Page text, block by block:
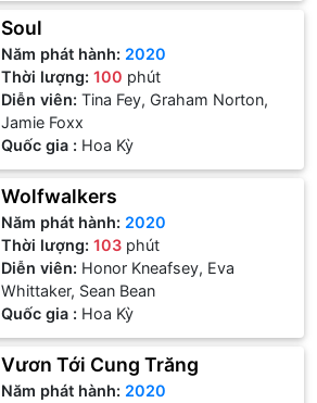
Soul
Năm phát hành: 2020
Thời lượng:100 phút
Diễn viên:Tina Fey, Graham Norton,
Jamie Foxx
Quốc gia : Hoa Kỳ
Wolfwalkers
Năm phát hành: 2020
Thời lượng:103 phút
Diễn viên: Honor Kneafsey, Eva
Whittaker, Sean Bean
Quốc gia : Hoa Kỳ
Vươn Tới Cung Trăng
Năm phát hành: 2020